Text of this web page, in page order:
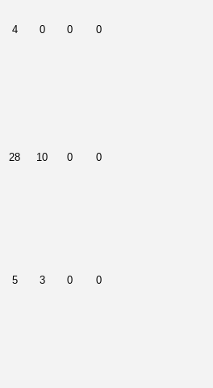
4 0 0 0
28 10 0 0
5 3 0 0